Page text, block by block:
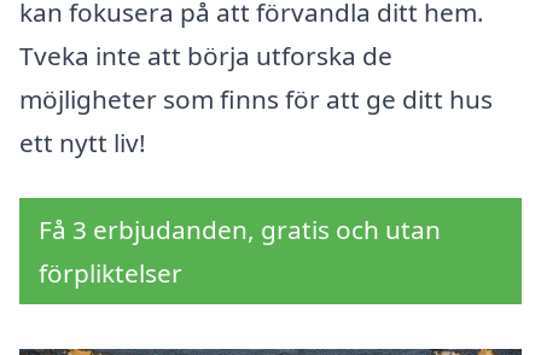
kan fokusera på att förvandla ditt hem.
Tveka inte att börja utforska de
möjligheter som finns för att ge ditt hus
ett nytt liv!
Få 3 erbjudanden, gratis och utan
förpliktelser